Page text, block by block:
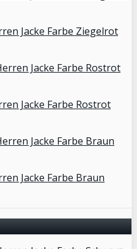
Jacke Farbe Ziegelrot
Jacke Farbe Rostrot
Jacke Farbe Braun